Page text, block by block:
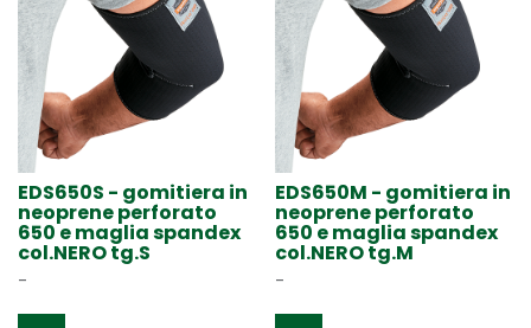
EDS650S - gomitiera in
neoprene perforato
650 e maglia spandex
col.NERO tg.S
-
EDS650M - gomitiera in
neoprene perforato
650 e maglia spandex
col.NERO tg.M
-